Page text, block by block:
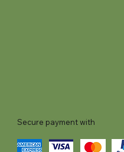
Secure payment with